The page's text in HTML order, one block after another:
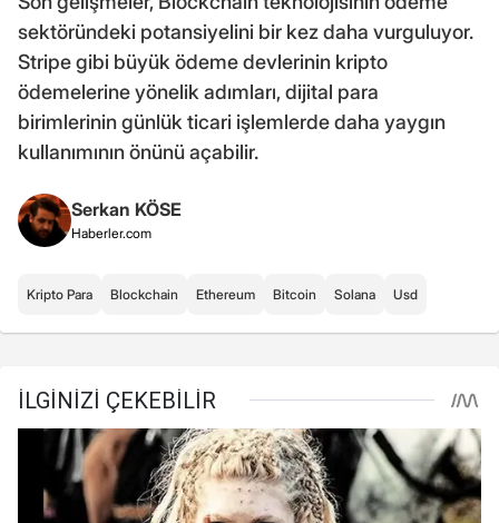
sektöründeki potansiyelini bir kez daha vurguluyor.
Stripe gibi büyük ödeme devlerinin kripto
ödemelerine yönelik adımları, dijital para
birimlerinin günlük ticari işlemlerde daha yaygın
kullanımının önünü açabilir.
Serkan KÖSE
Haberler.com
Kripto Para Blockchain Ethereum Bitcoin Solana Usd